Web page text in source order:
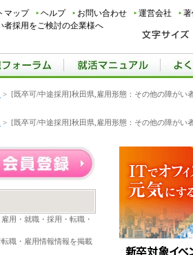
マップ ヘルプ お問い合わせ 運営会社
著
者採用をご検討の企業様へ
> [既卒可/中途採用]秋田県,雇用形態：その他の障がい
> [既卒可/中途採用]秋田県,雇用形態：その他の障がい
用・就職・採用・転職・
職・雇用情報情報を掲載